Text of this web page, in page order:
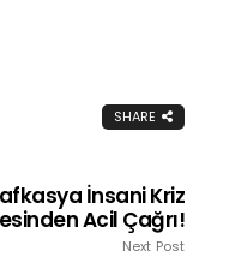
SHARE
İnsani Kriz
Acil Çağrı!
Next Post